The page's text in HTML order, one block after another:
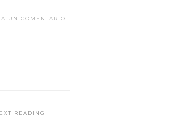
UN COMENTARIO.
READING